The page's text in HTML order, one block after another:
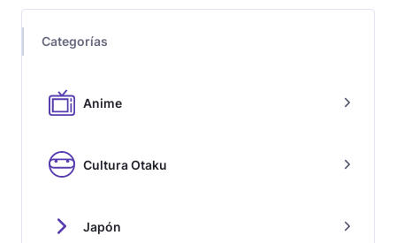
Categorías
Anime
Cultura Otaku
Japón